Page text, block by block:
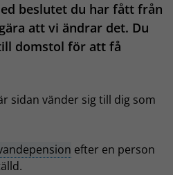
beslutet du har fått från
att vi ändrar det. Du
domstol för att få
sidan vänder sig till dig som
efter en person